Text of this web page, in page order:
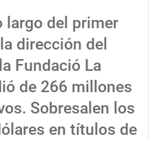
largo del primer
dirección del
Fundació La
de 266 millones
Sobresalen los
en títulos de